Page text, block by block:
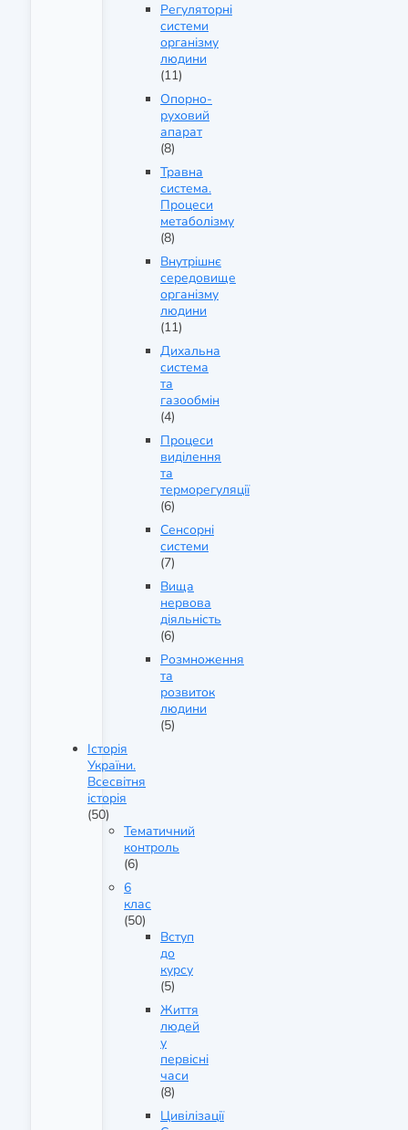
Регуляторні
системи
організму
людини
(11)
Опорно-
руховий
апарат
(8)
Травна
система.
Процеси
метаболізму
(8)
Внутрішнє
середовище
організму
людини
(11)
Дихальна
система
та
газообмін
(4)
Процеси
виділення
та
терморегуляції
(6)
Сенсорні
системи
(7)
Вища
нервова
діяльність
(6)
Розмноження
та
розвиток
людини
(5)
Історія
України.
Всесвітня
історія
(50)
Тематичний
контроль
(6)
6
клас
(50)
Вступ
до
курсу
(5)
Життя
людей
у
первісні
часи
(8)
Цивілізації